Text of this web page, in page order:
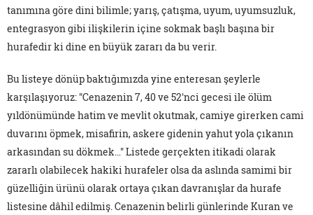
tanımına göre dini bilimle; yarış, çatışma, uyum, uyumsuzluk,
entegrasyon gibi ilişkilerin içine sokmak başlı başına bir
hurafedir ki dine en büyük zararı da bu verir.
Bu listeye dönüp baktığımızda yine enteresan şeylerle
karşılaşıyoruz: "Cenazenin 7, 40 ve 52'nci gecesi ile ölüm
yıldönümünde hatim ve mevlit okutmak, camiye girerken cami
duvarını öpmek, misafirin, askere gidenin yahut yola çıkanın
arkasından su dökmek…" Listede gerçekten itikadi olarak
zararlı olabilecek hakiki hurafeler olsa da aslında samimi bir
güzelliğin ürünü olarak ortaya çıkan davranışlar da hurafe
listesine dâhil edilmiş. Cenazenin belirli günlerinde Kuran ve